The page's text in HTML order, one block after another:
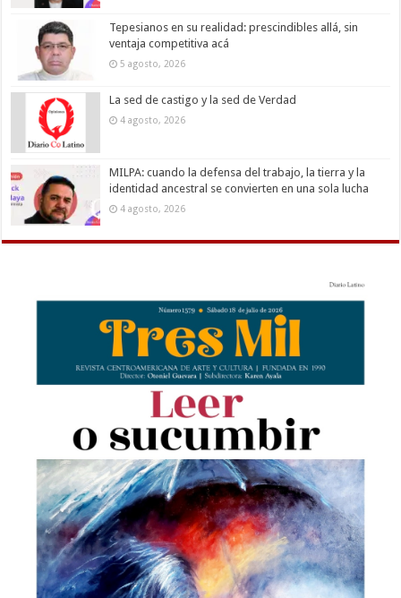
Tepesianos en su realidad: prescindibles allá, sin
ventaja competitiva acá
5 agosto, 2026
La sed de castigo y la sed de Verdad
4 agosto, 2026
MILPA: cuando la defensa del trabajo, la tierra y la
identidad ancestral se convierten en una sola lucha
4 agosto, 2026